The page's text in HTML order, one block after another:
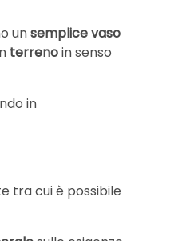
unsemplice vaso
terrenoin senso
in
tra cui è possibile